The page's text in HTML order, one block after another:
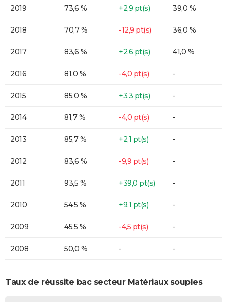
2019 73,6 % +2,9 pt(s) 39,0 %
2018 70,7 % -12,9 pt(s) 36,0 %
2017 83,6 % +2,6 pt(s) 41,0 %
2016 81,0 % -4,0 pt(s) -
2015 85,0 % +3,3 pt(s) -
2014 81,7 % -4,0 pt(s) -
2013 85,7 % +2,1 pt(s) -
2012 83,6 % -9,9 pt(s) -
2011 93,5 % +39,0 pt(s) -
2010 54,5 % +9,1 pt(s) -
2009 45,5 % -4,5 pt(s) -
2008 50,0 % - -
Taux de réussite bac secteur Matériaux souples